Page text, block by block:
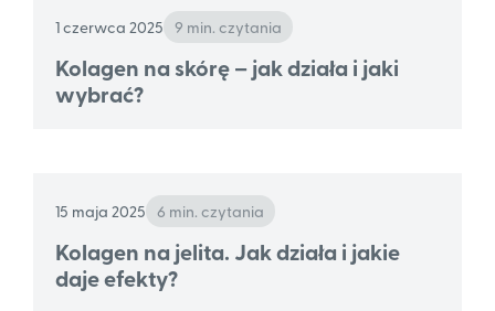
1 czerwca 2025 9 min. czytania
Kolagen na skórę – jak działa i jaki
wybrać?
15 maja 2025 6 min. czytania
Kolagen na jelita. Jak działa i jakie
daje efekty?